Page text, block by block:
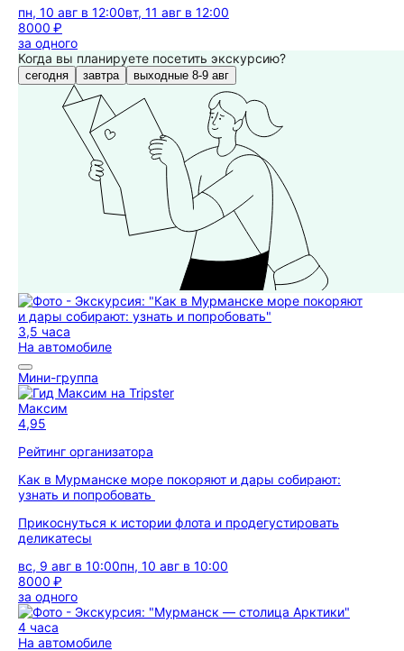
пн, 10 авг в 12:00вт, 11 авг в 12:00
8000 ₽
за одного
Когда вы планируете посетить экскурсию?
сегодня завтра выходные 8-9 авг
3,5 часа
На автомобиле
Мини-группа
Максим
4,95
Рейтинг организатора
Как в Мурманске море покоряют и дары собирают:
узнать и попробовать
Прикоснуться к истории флота и продегустировать
деликатесы
вс, 9 авг в 10:00пн, 10 авг в 10:00
8000 ₽
за одного
4 часа
На автомобиле